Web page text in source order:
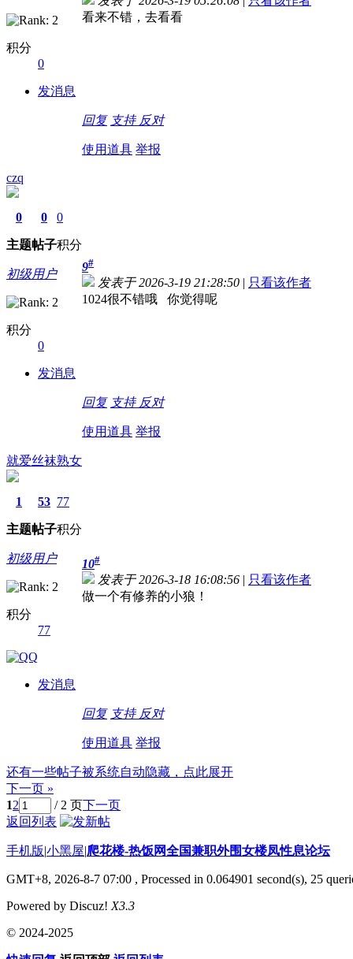
积分
0
发消息
看来不错，去看看
回复 支持 反对
使用道具 举报
czq
0
主题
0
帖子
0
积分
初级用户
积分
0
发消息
9#
发表于 2026-3-19 21:28:50 | 只看该作者
1024很不错哦 你觉得呢
回复 支持 反对
使用道具 举报
就爱丝袜熟女
1
主题
53
帖子
77
积分
初级用户
积分
77
发消息
10#
发表于 2026-3-18 16:08:56 | 只看该作者
做一个有修养的小狼！
回复 支持 反对
使用道具 举报
还有一些帖子被系统自动隐藏，点此展开
下一页 »
12 / 2 页下一页
返回列表
手机版|小黑屋|爬花楼-热饭网全国兼职外围女楼凤性息论坛
GMT+8, 2026-8-7 07:00 , Processed in 0.064901 second(s), 25
Powered by Discuz! X3.3
© 2024-2025